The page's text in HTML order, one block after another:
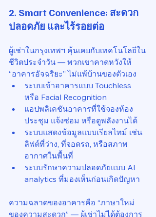
2. Smart Convenience: สะดวก
ปลอดภัย และไร้รอยต่อ
ผู้เช่าในกรุงเทพฯ คุ้นเคยกับเทคโนโลยีใน
ชีวิตประจำวัน — พวกเขาคาดหวังให้
“อาคารอัจฉริยะ” ไม่แพ้บ้านของตัวเอง
ระบบเข้าอาคารแบบ Touchless
หรือ Facial Recognition
แอปพลิเคชันอาคารที่ใช้จองห้อง
ประชุม แจ้งซ่อม หรือดูพลังงานได้
ระบบแสดงข้อมูลแบบเรียลไทม์ เช่น
ลิฟต์ที่ว่าง, ที่จอดรถ, หรือสภาพ
อากาศในพื้นที่
ระบบรักษาความปลอดภัยแบบ AI
analytics ที่มองเห็นก่อนเกิดปัญหา
ความฉลาดของอาคารคือ “ภาษาใหม่
ของความสะดวก” — ผู้เช่าไม่ได้ต้องการ